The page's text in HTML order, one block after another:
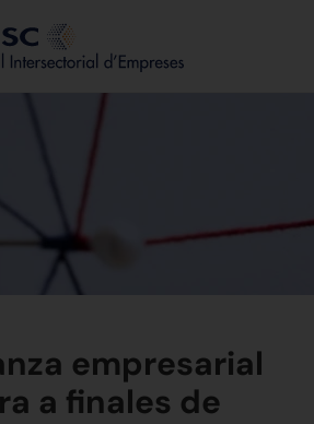
empresarial
a finales de